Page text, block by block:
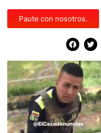
Paute con nosotros.